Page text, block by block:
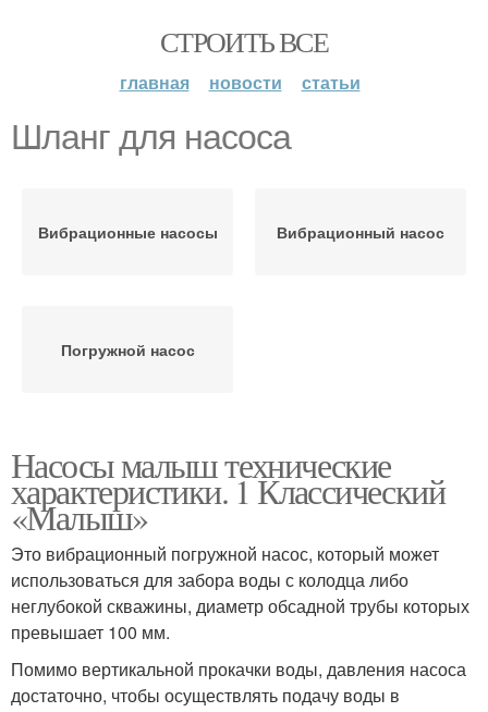
СТРОИТЬ ВСЕ
главная новости статьи
Шланг для насоса
Вибрационные насосы Вибрационный насос
Погружной насос
Насосы малыш технические
характеристики. 1 Классический
«Малыш»
Это вибрационный погружной насос, который может
использоваться для забора воды с колодца либо
неглубокой скважины, диаметр обсадной трубы которых
превышает 100 мм.
Помимо вертикальной прокачки воды, давления насоса
достаточно, чтобы осуществлять подачу воды в